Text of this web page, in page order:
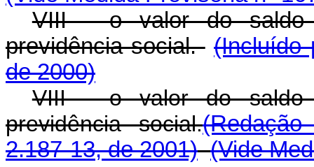
VIII - o valor do saldo
previdência social. (Incluído
de 2000)
VIII - o valor do saldo
previdência social.
2.187-13, de 2001) (Vide